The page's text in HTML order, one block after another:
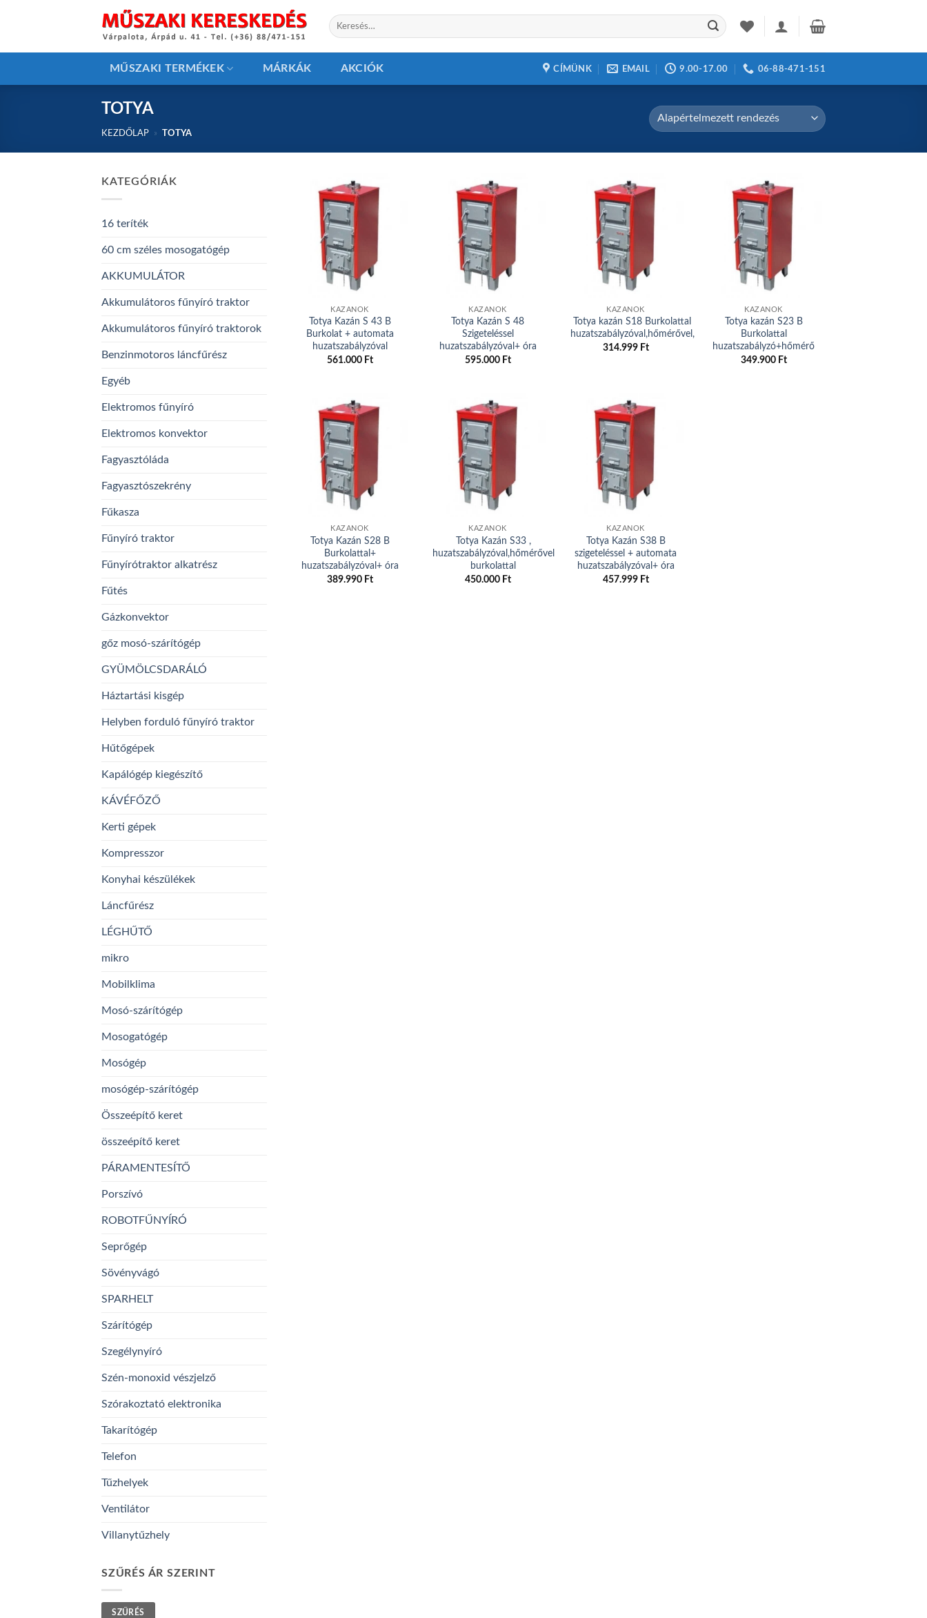
Keresés
a
MŰSZAKI TERMÉKEK MÁRKÁK AKCIÓK CÍMÜNK EMAIL 9.00-17.00 06-88-471-151
TOTYA
KEZDŐLAP » TOTYA
KATEGÓRIÁK
16 teríték
60 cm széles mosogatógép
AKKUMULÁTOR
Akkumulátoros fűnyíró traktor
Akkumulátoros fűnyíró traktorok
Benzinmotoros láncfűrész
Egyéb
Elektromos fűnyíró
Elektromos konvektor
Fagyasztóláda
Fagyasztószekrény
Fűkasza
Fűnyíró traktor
Fűnyírótraktor alkatrész
Fűtés
Gázkonvektor
gőz mosó-szárítógép
GYÜMÖLCSDARÁLÓ
Háztartási kisgép
Helyben forduló fűnyíró traktor
Hűtőgépek
Kapálógép kiegészítő
KÁVÉFŐZŐ
Kerti gépek
Kompresszor
Konyhai készülékek
Láncfűrész
LÉGHŰTŐ
mikro
Mobilklima
Mosó-szárítógép
Mosogatógép
Mosógép
mosógép-szárítógép
Összeépítő keret
összeépítő keret
PÁRAMENTESÍTŐ
Porszívó
ROBOTFŰNYÍRÓ
Seprőgép
Sövényvágó
SPARHELT
Szárítógép
Szegélynyíró
Szén-monoxid vészjelző
Szórakoztató elektronika
Takarítógép
Telefon
Tűzhelyek
Ventilátor
Villanytűzhely
SZŰRÉS ÁR SZERINT
Min
Max
SZŰRÉS
KAZÁNOK
Totya Kazán S 43 B
Burkolat + automata
huzatszabályzóval
561.000 Ft
KAZÁNOK
Totya Kazán S 48
Szigeteléssel
huzatszabályzóval+ óra
595.000 Ft
Add to
KAZÁNOK
Totya kazán S18 Burkolattal
huzatszabályzóval,hőmérővel,
314.999 Ft
KAZÁNOK
Totya kazán S23 B
Burkolattal
huzatszabályzó+hőmérő
349.900 Ft
Add to
KAZÁNOK
Totya Kazán S28 B
Burkolattal+
huzatszabályzóval+ óra
389.990 Ft
Add to
KAZÁNOK
Totya Kazán S33 ,
huzatszabályzóval,hőmérővel
burkolattal
450.000 Ft
Add to
KAZÁNOK
Totya Kazán S38 B
szigeteléssel + automata
huzatszabályzóval+ óra
457.999 Ft